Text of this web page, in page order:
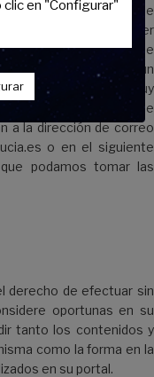
de información a se
que no vulnere cualquier
vigente. Si Ud. cree
este Sitio vulnera un
le estaríamos muy
nosotros a través de
a la dirección de correo
o en el siguiente
podamos tomar las
derecho de efectuar sin
oportunas en su
tanto los contenidos y
como la forma en la
en su portal.
en "Configurar"